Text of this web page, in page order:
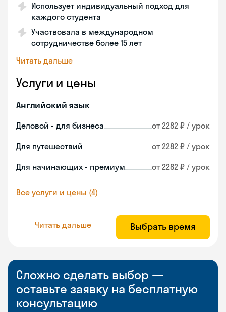
Использует индивидуальный подход для
каждого студента
Участвовала в международном
сотрудничестве более 15 лет
Читать дальше
Услуги и цены
Английский язык
Деловой - для бизнеса от 2282 ₽ / урок
Для путешествий от 2282 ₽ / урок
Для начинающих - премиум от 2282 ₽ / урок
Все услуги и цены (4)
Читать дальше Выбрать время
Сложно сделать выбор —
оставьте заявку на бесплатную
консультацию